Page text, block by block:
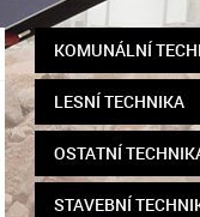
KOMUNÁLNÍ
LESNÍ TECHNIKA
OSTATNÍ
STAVEBNÍ